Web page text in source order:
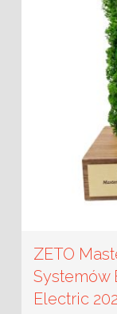
ZETO
Systemów
Electric